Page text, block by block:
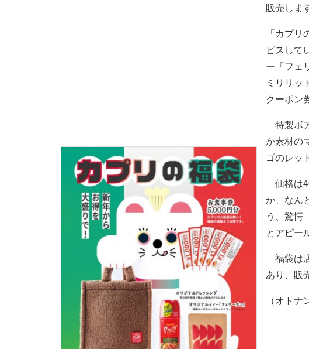
販売しま
「カプ
ビスして
ー「フェ
ミリリッ
クーポン
特製ボ
か素材の
ゴのレッ
価格は
か、なん
う、驚愕
とアピー
福袋は
あり、販
（オトナ